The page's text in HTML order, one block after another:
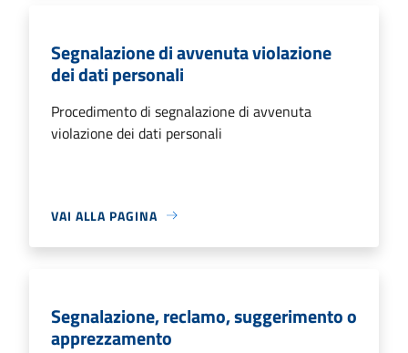
Segnalazione di avvenuta violazione
dei dati personali
Procedimento di segnalazione di avvenuta
violazione dei dati personali
VAI ALLA PAGINA
Segnalazione, reclamo, suggerimento o
apprezzamento